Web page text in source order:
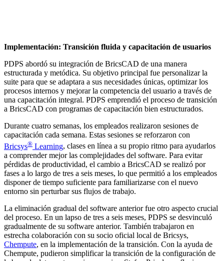
Implementación: Transición fluida y capacitación de usuarios
PDPS abordó su integración de BricsCAD de una manera
estructurada y metódica. Su objetivo principal fue personalizar la
suite para que se adaptara a sus necesidades únicas, optimizar los
procesos internos y mejorar la competencia del usuario a través de
una capacitación integral. PDPS emprendió el proceso de transición
a BricsCAD con programas de capacitación bien estructurados.
Durante cuatro semanas, los empleados realizaron sesiones de
capacitación cada semana. Estas sesiones se reforzaron con
Bricsys® Learning, clases en línea a su propio ritmo para ayudarlos
a comprender mejor las complejidades del software. Para evitar
pérdidas de productividad, el cambio a BricsCAD se realizó por
fases a lo largo de tres a seis meses, lo que permitió a los empleados
disponer de tiempo suficiente para familiarizarse con el nuevo
entorno sin perturbar sus flujos de trabajo.
La eliminación gradual del software anterior fue otro aspecto crucial
del proceso. En un lapso de tres a seis meses, PDPS se desvinculó
gradualmente de su software anterior. También trabajaron en
estrecha colaboración con su socio oficial local de Bricsys,
Chempute, en la implementación de la transición. Con la ayuda de
Chempute, pudieron simplificar la transición de la configuración de